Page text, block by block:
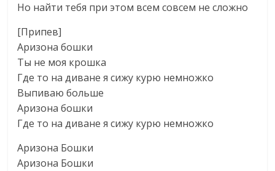
Но найти тебя при этом всем совсем не сложно
[Припев]
Аризона бошки
Ты не моя крошка
Где то на диване я сижу курю немножко
Выпиваю больше
Аризона бошки
Где то на диване я сижу курю немножко
Аризона Бошки
Аризона Бошки